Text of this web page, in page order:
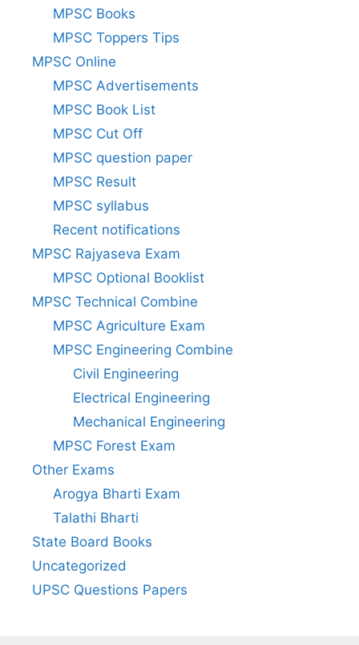
MPSC Books
MPSC Toppers Tips
MPSC Online
MPSC Advertisements
MPSC Book List
MPSC Cut Off
MPSC question paper
MPSC Result
MPSC syllabus
Recent notifications
MPSC Rajyaseva Exam
MPSC Optional Booklist
MPSC Technical Combine
MPSC Agriculture Exam
MPSC Engineering Combine
Civil Engineering
Electrical Engineering
Mechanical Engineering
MPSC Forest Exam
Other Exams
Arogya Bharti Exam
Talathi Bharti
State Board Books
Uncategorized
UPSC Questions Papers